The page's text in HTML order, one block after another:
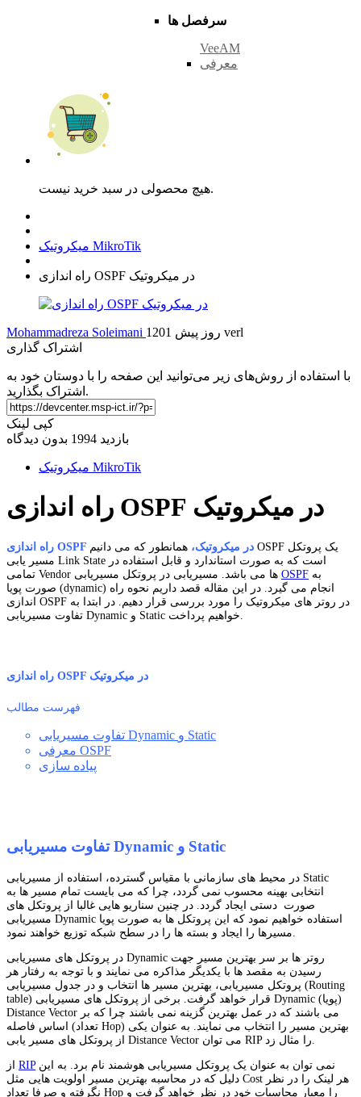
سرفصل ها
VeeAM
معرفی
هیچ محصولی در سبد خرید نیست.
میکروتیک MikroTik
راه اندازی OSPF در میکروتیک
Mohammadreza Soleimani
verl
اشتراک گذاری
با استفاده از روش‌های زیر می‌توانید این صفحه را با دوستان خود به
اشتراک بگذارید.
کپی لینک
بازدید 1994
بدون دیدگاه
میکروتیک MikroTik
راه اندازی OSPF در میکروتیک
راه اندازی OSPF در میکروتیک، همانطور که می دانیم OSPF یک پروتکل
مسیر یابی Link State است که به صورت استاندارد و قابل استفاده در
OSPF
صورت پویا (dynamic) انجام می گیرد. در این مقاله قصد داریم نحوه راه
اندازی OSPF در روتر های میکروتیک را مورد بررسی قرار دهیم. در ابتدا به
راه اندازی OSPF در میکروتیک
فهرست مطالب
تفاوت مسیریابی Dynamic و Static
معرفی OSPF
پیاده سازی
تفاوت مسیریابی Dynamic و Static
در محیط های سازمانی با مقیاس گسترده، استفاده از مسیریابی Static
انتخابی بهینه محسوب نمی گردد، چرا که می بایست تمام مسیر ها به
صورت دستی ایجاد گردد. در چنین سناریو هایی غالبا از پروتکل های
مسیریابی Dynamic استفاده خواهیم نمود که این پروتکل ها به صورت پویا
مسیرها را ایجاد و بسته ها را در سطح شبکه توزیع خواهند نمود.
در پروتکل های مسیریابی Dynamic روتر ها بر سر بهترین مسیر جهت
رسیدن به مقصد ها با یکدیگر مذاکره می نمایند و با توجه به رفتار هر
پروتکل مسیریابی، بهترین مسیر ها انتخاب و در جدول مسیریابی (Routing
table) قرار خواهد گرفت. برخی از پروتکل های مسیریابی Dynamic (پویا)
Distance Vector می باشند که در عمل بهترین گزینه نمی باشند چرا که بر
اساس فاصله (تعداد Hop) بهترین مسیر را انتخاب می نمایند. به عنوان یکی
از پروتکل های مسیر یابی Distance Vector می توان RIP را مثال زد.
RIPنمی توان به عنوان یک پروتکل مسیریابی هوشمند نام برد. به این
دلیل که در محاسبه بهترین مسیر اولویت هایی مثل Cost هر لینک را در نظر
نگرفته و صرفا تعداد Hop را معیار محاسبات خود در نظر خواهد گرفت و